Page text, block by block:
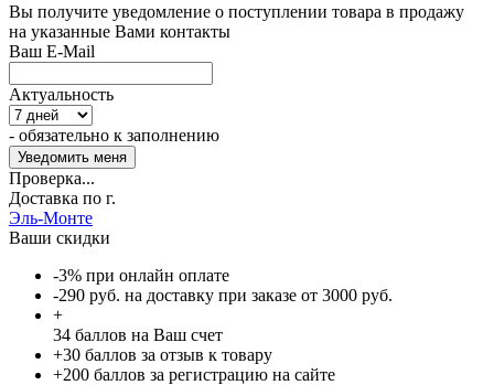
Вы получите уведомление о поступлении товара в продажу
на указанные Вами контакты
Ваш E-Mail
Актуальность
- обязательно к заполнению
Проверка...
Доставка по г.
Эль-Монте
Ваши скидки
-3% при онлайн оплате
-290 руб. на доставку при заказе от 3000 руб.
+
34 баллов на Ваш счет
+30 баллов за отзыв к товару
+200 баллов за регистрацию на сайте